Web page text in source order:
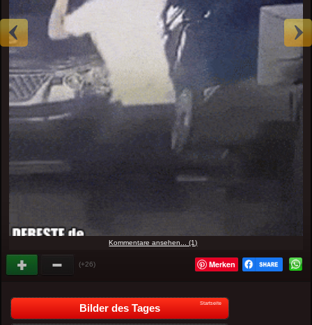
Kommentare ansehen... (1)
(+26) Merken
Bilder des Tages Startseite